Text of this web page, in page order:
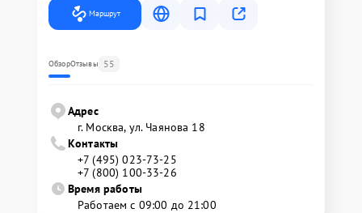
Маршрут
ОбзорОтзывы 55
Адрес
г. Москва, ул. Чаянова 18
Контакты
+7 (495) 023-73-25
+7 (800) 100-33-26
Время работы
Работаем с 09:00 до 21:00